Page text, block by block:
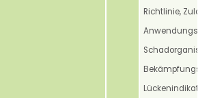
Richtlinie,
Lückenindikation